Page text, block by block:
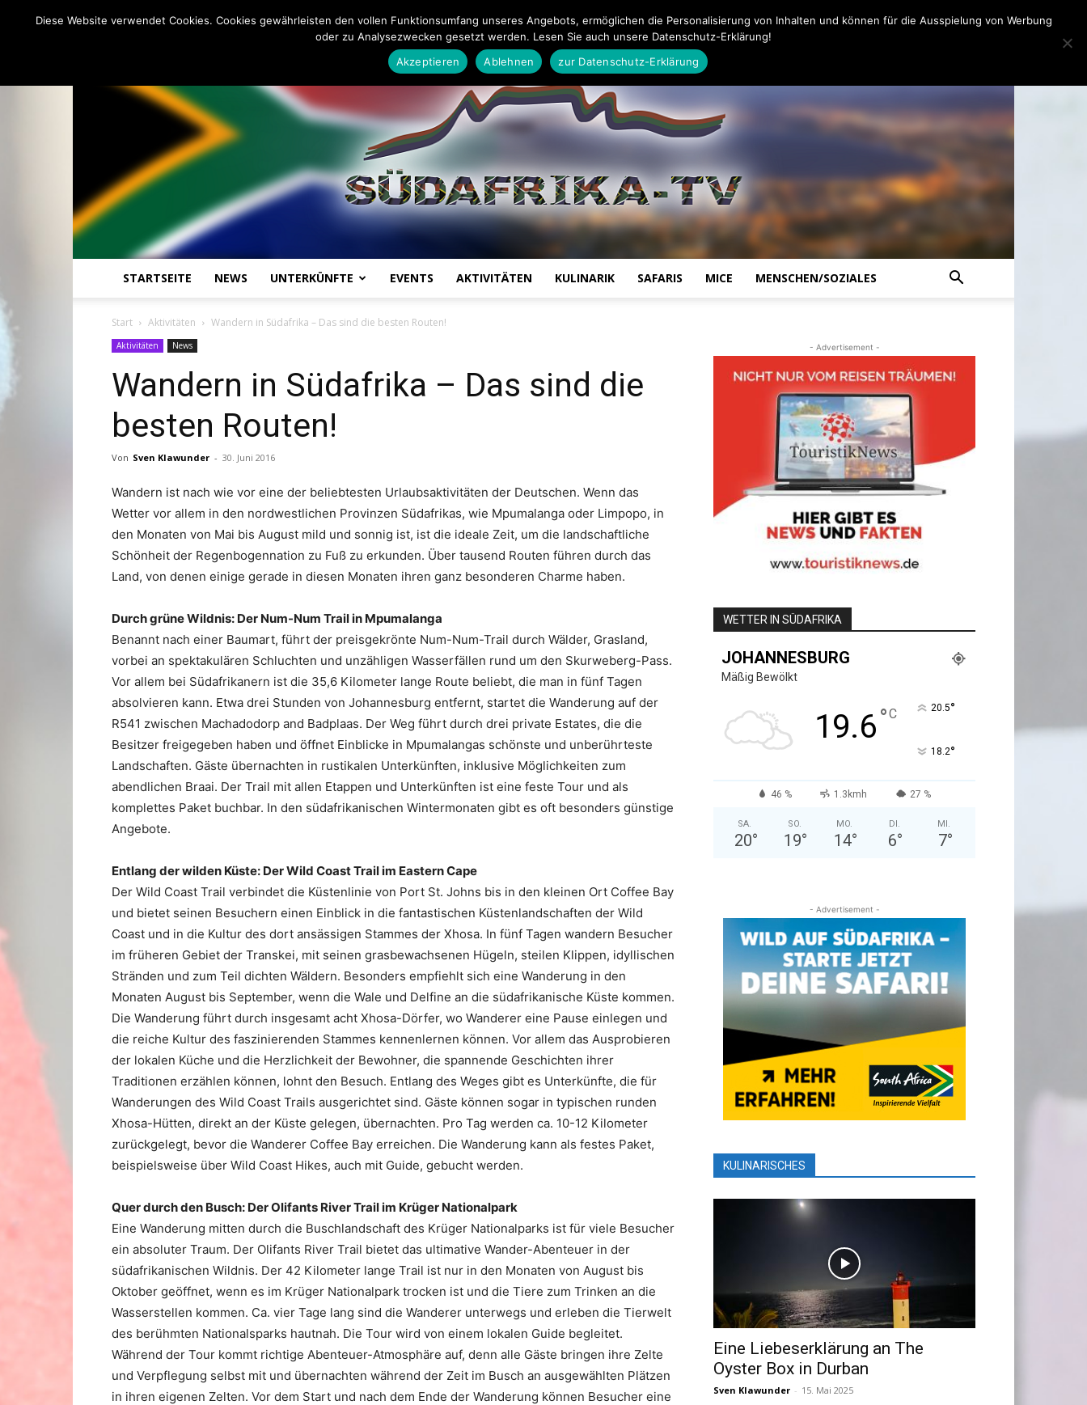
STARTSEITE NEWS UNTERKÜNFTE EVENTS AKTIVITÄTEN KULINARIK SAFARIS MICE MENSCHEN/SOZIALES
Start Aktivitäten Wandern in Südafrika – Das sind die besten Routen!
Aktivitäten News
Wandern in Südafrika – Das sind die
besten Routen!
Von Sven Klawunder - 30. Juni 2016
Wandern ist nach wie vor eine der beliebtesten Urlaubsaktivitäten der Deutschen. Wenn das
Wetter vor allem in den nordwestlichen Provinzen Südafrikas, wie Mpumalanga oder Limpopo, in
den Monaten von Mai bis August mild und sonnig ist, ist die ideale Zeit, um die landschaftliche
Schönheit der Regenbogennation zu Fuß zu erkunden. Über tausend Routen führen durch das
Land, von denen einige gerade in diesen Monaten ihren ganz besonderen Charme haben.
Durch grüne Wildnis: Der Num-Num Trail in Mpumalanga
Benannt nach einer Baumart, führt der preisgekrönte Num-Num-Trail durch Wälder, Grasland,
vorbei an spektakulären Schluchten und unzähligen Wasserfällen rund um den Skurweberg-Pass.
Vor allem bei Südafrikanern ist die 35,6 Kilometer lange Route beliebt, die man in fünf Tagen
absolvieren kann. Etwa drei Stunden von Johannesburg entfernt, startet die Wanderung auf der
R541 zwischen Machadodorp and Badplaas. Der Weg führt durch drei private Estates, die die
Besitzer freigegeben haben und öffnet Einblicke in Mpumalangas schönste und unberührteste
Landschaften. Gäste übernachten in rustikalen Unterkünften, inklusive Möglichkeiten zum
abendlichen Braai. Der Trail mit allen Etappen und Unterkünften ist eine feste Tour und als
komplettes Paket buchbar. In den südafrikanischen Wintermonaten gibt es oft besonders günstige
Angebote.
Entlang der wilden Küste: Der Wild Coast Trail im Eastern Cape
Der Wild Coast Trail verbindet die Küstenlinie von Port St. Johns bis in den kleinen Ort Coffee Bay
und bietet seinen Besuchern einen Einblick in die fantastischen Küstenlandschaften der Wild
Coast und in die Kultur des dort ansässigen Stammes der Xhosa. In fünf Tagen wandern Besucher
im früheren Gebiet der Transkei, mit seinen grasbewachsenen Hügeln, steilen Klippen, idyllischen
Stränden und zum Teil dichten Wäldern. Besonders empfiehlt sich eine Wanderung in den
Monaten August bis September, wenn die Wale und Delfine an die südafrikanische Küste kommen.
Die Wanderung führt durch insgesamt acht Xhosa-Dörfer, wo Wanderer eine Pause einlegen und
die reiche Kultur des faszinierenden Stammes kennenlernen können. Vor allem das Ausprobieren
der lokalen Küche und die Herzlichkeit der Bewohner, die spannende Geschichten ihrer
Traditionen erzählen können, lohnt den Besuch. Entlang des Weges gibt es Unterkünfte, die für
Wanderungen des Wild Coast Trails ausgerichtet sind. Gäste können sogar in typischen runden
Xhosa-Hütten, direkt an der Küste gelegen, übernachten. Pro Tag werden ca. 10-12 Kilometer
zurückgelegt, bevor die Wanderer Coffee Bay erreichen. Die Wanderung kann als festes Paket,
beispielsweise über Wild Coast Hikes, auch mit Guide, gebucht werden.
Quer durch den Busch: Der Olifants River Trail im Krüger Nationalpark
Eine Wanderung mitten durch die Buschlandschaft des Krüger Nationalparks ist für viele Besucher
ein absoluter Traum. Der Olifants River Trail bietet das ultimative Wander-Abenteuer in der
südafrikanischen Wildnis. Der 42 Kilometer lange Trail ist nur in den Monaten von August bis
Oktober geöffnet, wenn es im Krüger Nationalpark trocken ist und die Tiere zum Trinken an die
Wasserstellen kommen. Ca. vier Tage lang sind die Wanderer unterwegs und erleben die Tierwelt
des berühmten Nationalsparks hautnah. Die Tour wird von einem lokalen Guide begleitet.
Während der Tour kommt richtige Abenteuer-Atmosphäre auf, denn alle Gäste bringen ihre Zelte
und Verpflegung selbst mit und übernachten während der Zeit im Busch an ausgewählten Plätzen
in ihren eigenen Zelten. Vor dem Start und nach dem Ende der Wanderung können Besucher eine
- Advertisement -
WETTER IN SÜDAFRIKA
JOHANNESBURG
Mäßig Bewölkt
19.6°C 20.5°
18.2°
46 % 1.3kmh 27 %
SA.
20°
SO.
19°
MO.
14°
DI.
6°
MI.
7°
- Advertisement -
KULINARISCHES
Eine Liebeserklärung an The
Oyster Box in Durban
Sven Klawunder - 15. Mai 2025
Diese Website verwendet Cookies. Cookies gewährleisten den vollen Funktionsumfang unseres Angebots, ermöglichen die Personalisierung von Inhalten und können für die Ausspielung von Werbung
oder zu Analysezwecken gesetzt werden. Lesen Sie auch unsere Datenschutz-Erklärung!
Akzeptieren
Ablehnen zur Datenschutz-Erklärung